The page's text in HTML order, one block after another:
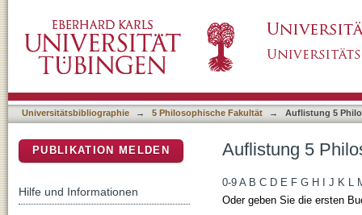
Universitätsbibliographie → 5 Philosophische Fakultät → Auflistung 5
Auflistung 5
0-9 A B C D E F G H J K L
Oder geben Sie die ersten
PUBLIKATION MELDEN
Hilfe und Informationen